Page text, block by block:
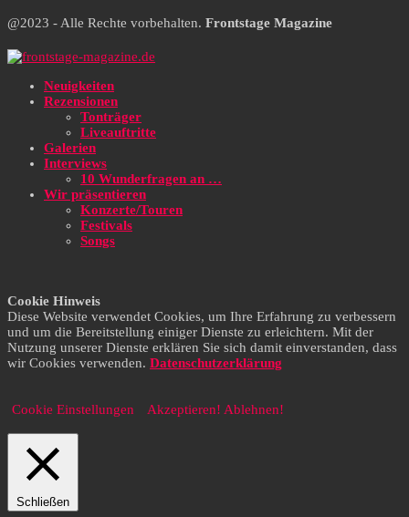
@2023 - Alle Rechte vorbehalten. Frontstage Magazine
Neuigkeiten
Rezensionen
Tonträger
Liveauftritte
Galerien
Interviews
10 Wunderfragen an …
Wir präsentieren
Konzerte/Touren
Festivals
Songs
Cookie Hinweis
Diese Website verwendet Cookies, um Ihre Erfahrung zu verbessern
und um die Bereitstellung einiger Dienste zu erleichtern. Mit der
Nutzung unserer Dienste erklären Sie sich damit einverstanden, dass
wir Cookies verwenden. Datenschutzerklärung
Cookie Einstellungen Akzeptieren! Ablehnen!
Schließen